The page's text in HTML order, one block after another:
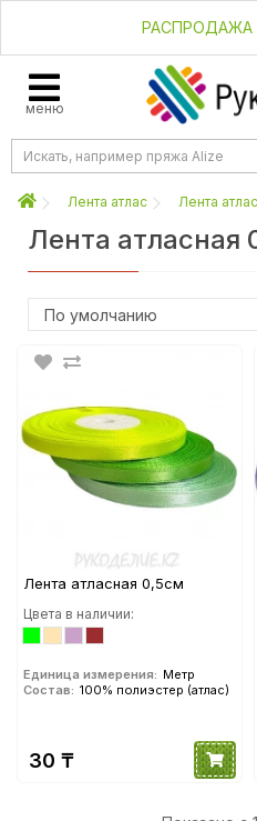
РАСПРОДАЖА
меню
Лента атлас Лента
Лента атласная
Лента атласная 0,5см
Цвета в наличии:
Единица измерения: Метр
Состав: 100% полиэстер (атлас)
30 ₸